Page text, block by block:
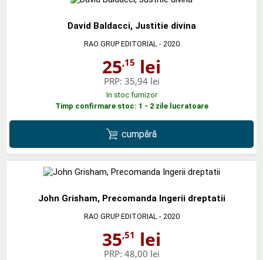
David Baldacci, Justitie divina
RAO GRUP EDITORIAL- 2020
25,15 lei
PRP: 35,94 lei
In stoc furnizor
Timp confirmare stoc: 1 - 2 zile lucratoare
cumpără
John Grisham, Precomanda Ingerii dreptatii
RAO GRUP EDITORIAL- 2020
35,51 lei
PRP: 48,00 lei